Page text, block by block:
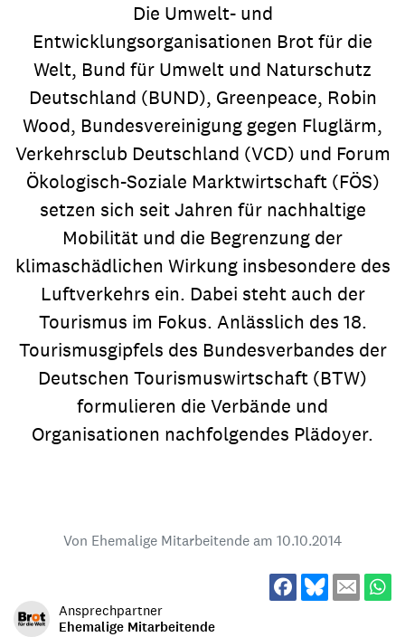
Die Umwelt- und
Entwicklungsorganisationen Brot für die
Welt, Bund für Umwelt und Naturschutz
Deutschland (BUND), Greenpeace, Robin
Wood, Bundesvereinigung gegen Fluglärm,
Verkehrsclub Deutschland (VCD) und Forum
Ökologisch-Soziale Marktwirtschaft (FÖS)
setzen sich seit Jahren für nachhaltige
Mobilität und die Begrenzung der
klimaschädlichen Wirkung insbesondere des
Luftverkehrs ein. Dabei steht auch der
Tourismus im Fokus. Anlässlich des 18.
Tourismusgipfels des Bundesverbandes der
Deutschen Tourismuswirtschaft (BTW)
formulieren die Verbände und
Organisationen nachfolgendes Plädoyer.
Von Ehemalige Mitarbeitende am 10.10.2014
Ansprechpartner
Ehemalige Mitarbeitende